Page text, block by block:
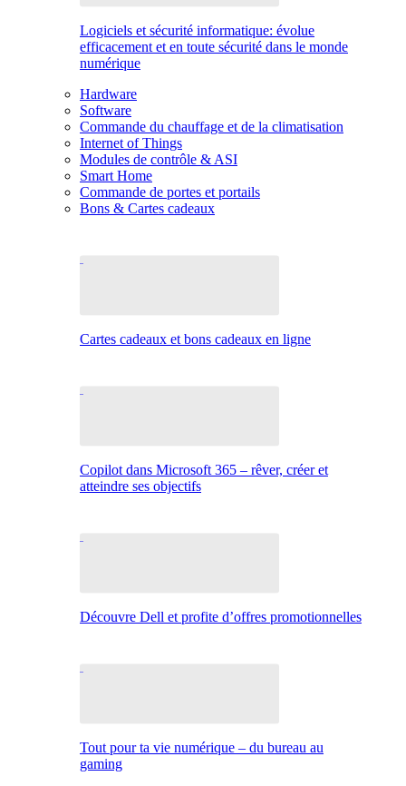
Logiciels et sécurité informatique: évolue
efficacement et en toute sécurité dans le monde
numérique
Hardware
Software
Commande du chauffage et de la climatisation
Internet of Things
Modules de contrôle & ASI
Smart Home
Commande de portes et portails
Bons & Cartes cadeaux
Cartes cadeaux et bons cadeaux en ligne
Copilot dans Microsoft 365 – rêver, créer et
atteindre ses objectifs
Découvre Dell et profite d’offres promotionnelles
Tout pour ta vie numérique – du bureau au
gaming